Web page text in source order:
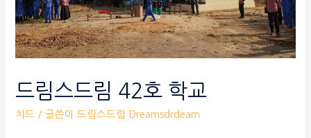
드림스드림 42호 학교
차드 / 글쓴이 드림스드림 Dreamsdrdeam